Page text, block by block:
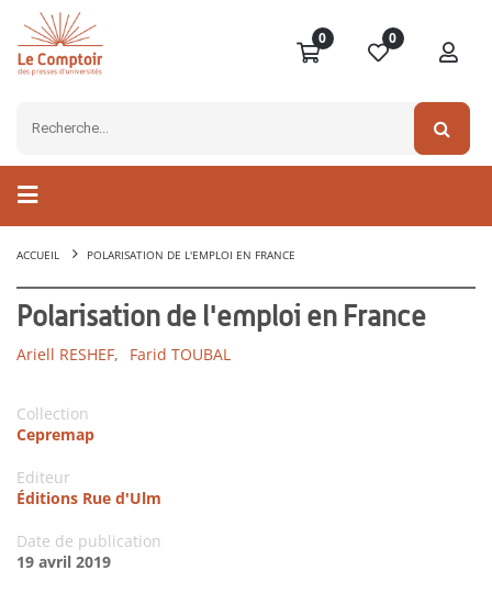
0 0
ACCUEIL POLARISATION DE L'EMPLOI EN FRANCE
Polarisation de l'emploi en France
Ariell RESHEF, Farid TOUBAL
Collection
Cepremap
Editeur
Éditions Rue d'Ulm
Date de publication
19 avril 2019